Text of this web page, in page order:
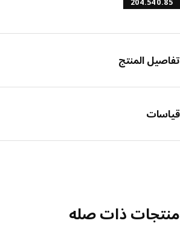
المنتج
ذات صله